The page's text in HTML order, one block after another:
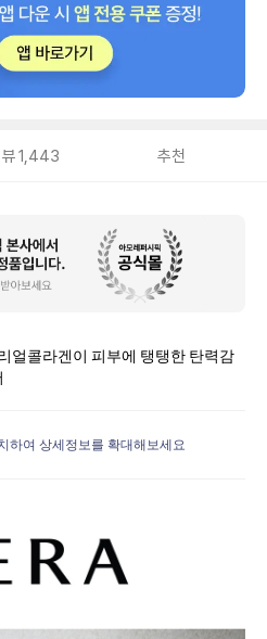
1,443 추천
얼콜라겐이 피부에 탱탱한 탄력감
하여 상세정보를 확대해보세요